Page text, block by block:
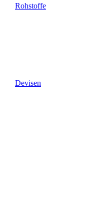
Rohstoffe
Devisen